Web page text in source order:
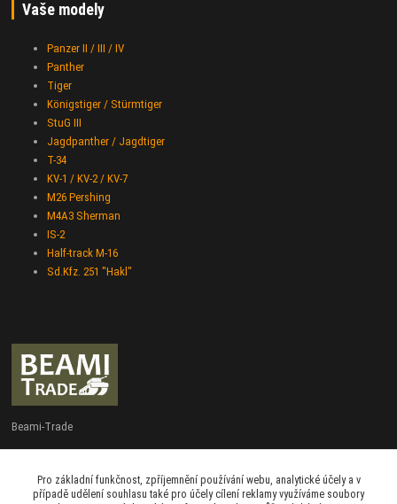
Vaše modely
Panzer II / III / IV
Panther
Tiger
Königstiger / Stürmtiger
StuG III
Jagdpanther / Jagdtiger
T-34
KV-1 / KV-2 / KV-7
M26 Pershing
M4A3 Sherman
IS-2
Half-track M-16
Sd.Kfz. 251 "Hakl"
Beami-Trade
+420 775 427 778
Po - Pá 9:00 - 16:00
Pro základní funkčnost, zpříjemnění používání webu, analytické účely a v
případě udělení souhlasu také pro účely cílení reklamy využíváme soubory